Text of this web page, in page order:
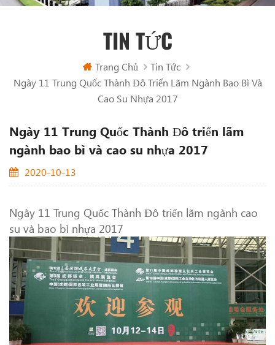
TIN TỨC
Trang Chủ
Tin Tức
Ngày 11 Trung Quốc Thành Đô Triển Lãm Ngành Bao Bì Và
Cao Su Nhựa 2017
Ngày 11 Trung Quốc Thành Đô triển lãm
ngành bao bì và cao su nhựa 2017
2020-10-13
Ngày 11 Trung Quốc Thành Đô triển lãm ngành cao
su và bao bì nhựa 2017